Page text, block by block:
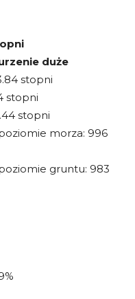
duże
stopni
stopni
stopni
morza: 996
gruntu: 983